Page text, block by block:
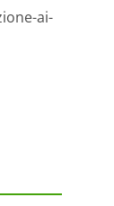
ai-